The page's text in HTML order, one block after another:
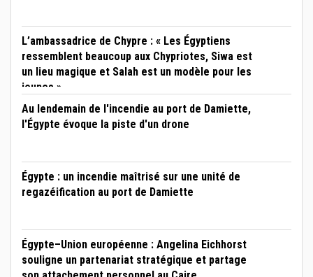
L’ambassadrice de Chypre : « Les Égyptiens
ressemblent beaucoup aux Chypriotes, Siwa est
un lieu magique et Salah est un modèle pour les
jeunes »
Au lendemain de l'incendie au port de Damiette,
l'Égypte évoque la piste d'un drone
Égypte : un incendie maîtrisé sur une unité de
regazéification au port de Damiette
Égypte–Union européenne : Angelina Eichhorst
souligne un partenariat stratégique et partage